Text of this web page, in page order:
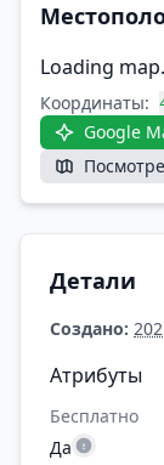
Loading
Координаты:
Google
Детали
Создано:
Атрибуты
Бесплатно
Да